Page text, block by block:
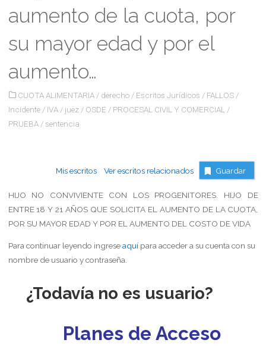
aumento de la cuota, por
su mayor edad y por el
aumento…
CUOTA ALIMENTARIA / derecho / Escritos Jurídicos / FALLOS /
Incidente / IVA / juez / OSDE / PROCESAL CIVIL Y COMERCIAL /
PRUEBA / sentencia
Mis escritos Ver escritos relacionados Guardar
HIJO NO CONVIVIENTE CON LOS PROGENITORES. HIJO DE
ENTRE 18 Y 21 AÑOS QUE SOLICITA EL AUMENTO DE LA CUOTA,
POR SU MAYOR EDAD Y POR EL AUMENTO DEL COSTO DE VIDA
Para continuar leyendo ingreseaquípara acceder a su cuenta con su
nombre de usuario y contraseña.
¿Todavía no es usuario?
Planes de Acceso